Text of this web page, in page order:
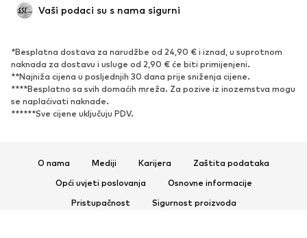
Vaši podaci su s nama sigurni
*Besplatna dostava za narudžbe od 24,90 € i iznad, u suprotnom
naknada za dostavu i usluge od 2,90 € će biti primijenjeni.
**Najniža cijena u posljednjih 30 dana prije sniženja cijene.
****Besplatno sa svih domaćih mreža. Za pozive iz inozemstva mogu
se naplaćivati ​​naknade.
******Sve cijene uključuju PDV.
O nama Mediji Karijera
Zaštita podataka
Opći uvjeti poslovanja
Osnovne informacije
Pristupačnost
Sigurnost proizvoda